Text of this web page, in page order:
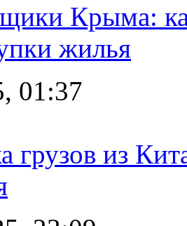
Крыма:
жилья
01:37
грузов из